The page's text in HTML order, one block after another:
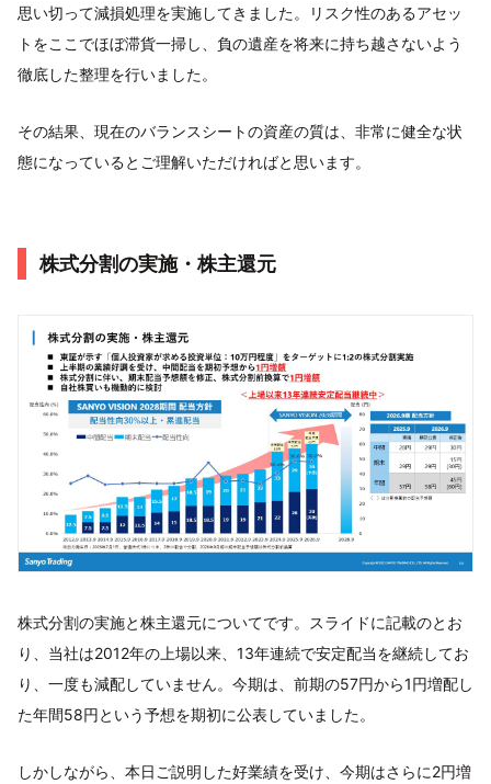
思い切って減損処理を実施してきました。リスク性のあるアセッ
トをここでほぼ滞貨一掃し、負の遺産を将来に持ち越さないよう
徹底した整理を行いました。
その結果、現在のバランスシートの資産の質は、非常に健全な状
態になっているとご理解いただければと思います。
株式分割の実施・株主還元
株式分割の実施と株主還元についてです。スライドに記載のとお
り、当社は2012年の上場以来、13年連続で安定配当を継続してお
り、一度も減配していません。今期は、前期の57円から1円増配し
た年間58円という予想を期初に公表していました。
しかしながら、本日ご説明した好業績を受け、今期はさらに2円増